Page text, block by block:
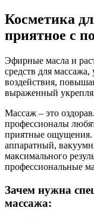
Косметика
приятное с
Эфирные масла и
средств для
воздействия,
выраженный
Массаж – это
профессионалы
приятные
аппаратный,
максимального
профессиональные
Зачем нужна
массажа: